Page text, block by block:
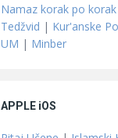
Namaz korak po korak
Tedžvid | Kur'anske
UM | Minber
APPLE iOS